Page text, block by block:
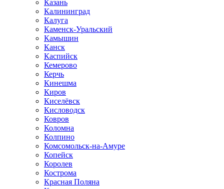
Казань
Калининград
Калуга
Каменск-Уральский
Камышин
Канск
Каспийск
Кемерово
Керчь
Кинешма
Киров
Киселёвск
Кисловодск
Ковров
Коломна
Колпино
Комсомольск-на-Амуре
Копейск
Королев
Кострома
Красная Поляна